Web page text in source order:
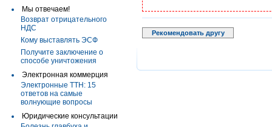
Мы отвечаем!
Возврат отрицательного
НДС
Кому выставлять ЭСФ
Получите заключение о
способе уничтожения
Электронная коммерция
Электронные ТТН: 15
ответов на самые
волнующие вопросы
Юридические консультации
Рекомендовать другу